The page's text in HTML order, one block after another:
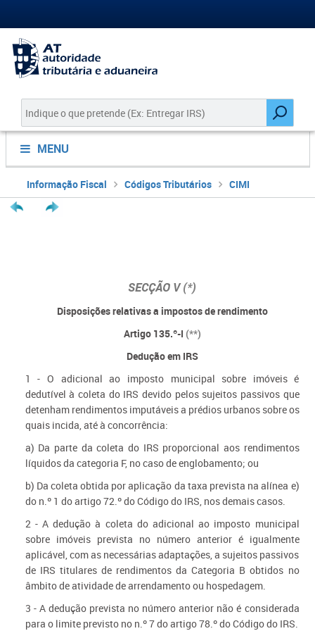
MENU
Informação Fiscal Códigos Tributários CIMI
SECÇÃO V(*)
Disposições relativas a impostos de rendimento
Artigo 135.º-I (**)
Dedução em IRS
1 - O adicional ao imposto municipal sobre imóveis é
dedutível à coleta do IRS devido pelos sujeitos passivos que
detenham rendimentos imputáveis a prédios urbanos sobre os
quais incida, até à concorrência:
a) Da parte da coleta do IRS proporcional aos rendimentos
líquidos da categoria F, no caso de englobamento; ou
b) Da coleta obtida por aplicação da taxa prevista na alínea e)
do n.º 1 do artigo 72.º do Código do IRS, nos demais casos.
2 - A dedução à coleta do adicional ao imposto municipal
sobre imóveis prevista no número anterior é igualmente
aplicável, com as necessárias adaptações, a sujeitos passivos
de IRS titulares de rendimentos da Categoria B obtidos no
âmbito de atividade de arrendamento ou hospedagem.
3 - A dedução prevista no número anterior não é considerada
para o limite previsto no n.º 7 do artigo 78.º do Código do IRS.